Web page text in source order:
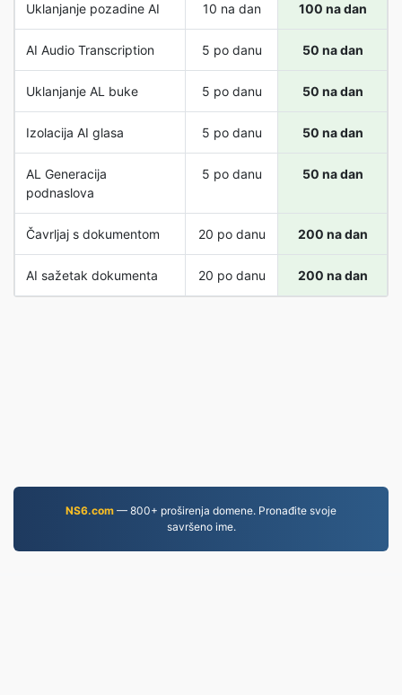
Uklanjanje pozadine AI 10 na dan 100 na dan
AI Audio Transcription 5 po danu 50 na dan
Uklanjanje AL buke 5 po danu 50 na dan
Izolacija AI glasa 5 po danu 50 na dan
AL Generacija
podnaslova
5 po danu 50 na dan
Čavrljaj s dokumentom 20 po danu 200 na dan
AI sažetak dokumenta 20 po danu 200 na dan
NS6.com — 800+ proširenja domene. Pronađite svoje
savršeno ime.